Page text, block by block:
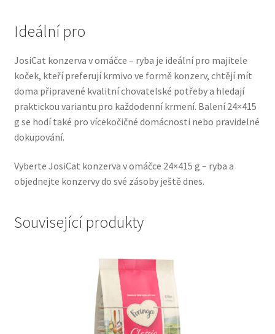
Přepravky pro psy
Purizon pro psy — Vysoký obsah masa, bez obilovin
Royal Canin pro psy
Veterinární dieta pro psy
Wolf of Wilderness
Ideální pro
JosiCat konzerva v omáčce – ryba je ideální pro majitele
koček, kteří preferují krmivo ve formě konzerv, chtějí mít
doma připravené kvalitní chovatelské potřeby a hledají
praktickou variantu pro každodenní krmení. Balení 24×415
g se hodí také pro vícekočičné domácnosti nebo pravidelné
dokupování.
Vyberte JosiCat konzerva v omáčce 24×415 g – ryba a
objednejte konzervy do své zásoby ještě dnes.
Související produkty